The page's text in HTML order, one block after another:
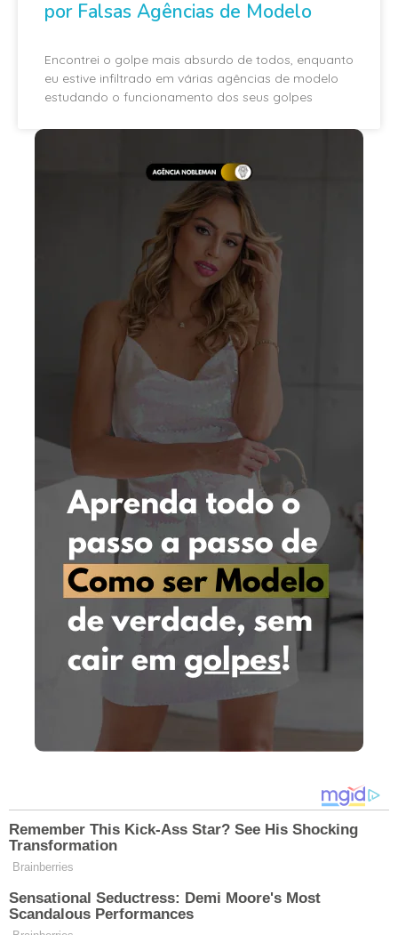
por Falsas Agências de Modelo
Encontrei o golpe mais absurdo de todos, enquanto
eu estive infiltrado em várias agências de modelo
estudando o funcionamento dos seus golpes